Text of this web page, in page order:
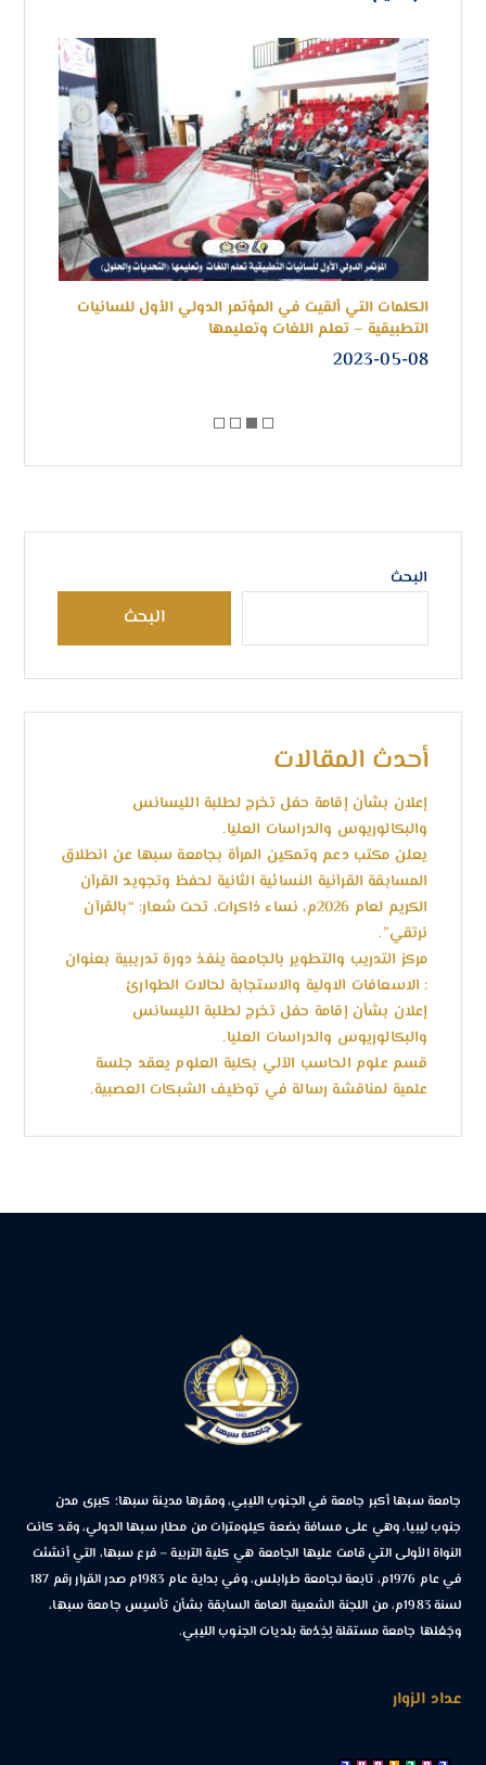
الكلمات التي ألقيت في المؤتمر الدولي الأول للسانيات
التطبيقية – تعلم اللغات وتعليمها
2023-05-08
البحث
البحث
أحدث المقالات
إعلان بشأن إقامة حفل تخرج لطلبة الليسانس
والبكالوريوس والدراسات العليا.
يعلن مكتب دعم وتمكين المرأة بجامعة سبها عن انطلاق
المسابقة القرآنية النسائية الثانية لحفظ وتجويد القرآن
الكريم لعام 2026م، نساء ذاكرات، تحت شعار: “بالقرآن
نرتقي”.
مركز التدريب والتطوير بالجامعة ينفذ دورة تدريبية بعنوان
: الاسعافات الاولية والاستجابة لحالات الطوارئ
إعلان بشأن إقامة حفل تخرج لطلبة الليسانس
والبكالوريوس والدراسات العليا.
قسم علوم الحاسب الآلي بكلية العلوم يعقد جلسة
علمية لمناقشة رسالة في توظيف الشبكات العصبية.
جامعة سبها أكبر جامعة في الجنوب الليبي، ومقرها مدينة سبها؛ كبرى مدن
جنوب ليبيا، وهي على مسافة بضعة كيلومترات من مطار سبها الدولي، وقد كانت
النواة الأولى التي قامت عليها الجامعة هي كلية التربية – فرع سبها، التي أنشئت
في عام 1976م، تابعة لجامعة طرابلس، وفي بداية عام 1983م صدر القرار رقم 187
لسنة 1983م، من اللجنة الشعبية العامة السابقة بشأن تأسيس جامعة سبها،
وجَعْلها جامعة مستقلة لِخِدْمة بلديات الجنوب الليبي.
عداد الزوار